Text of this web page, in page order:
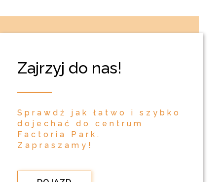
Zajrzyj do nas!
Sprawdź jak łatwo i szybko
dojechać do centrum
Factoria Park.
Zapraszamy!